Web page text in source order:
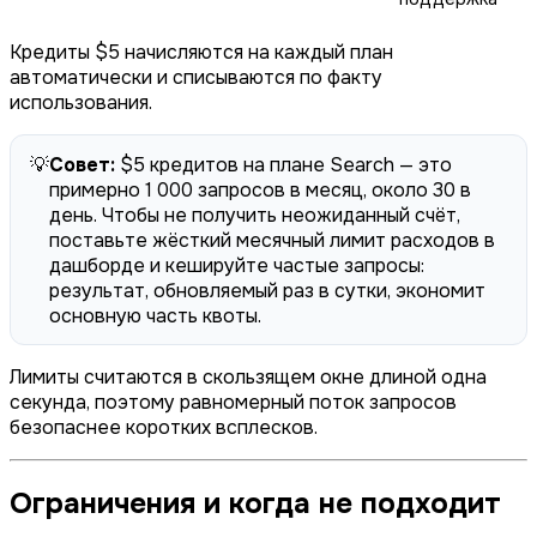
Кредиты $5 начисляются на каждый план
автоматически и списываются по факту
использования.
💡Совет: $5 кредитов на плане Search — это
примерно 1 000 запросов в месяц, около 30 в
день. Чтобы не получить неожиданный счёт,
поставьте жёсткий месячный лимит расходов в
дашборде и кешируйте частые запросы:
результат, обновляемый раз в сутки, экономит
основную часть квоты.
Лимиты считаются в скользящем окне длиной одна
секунда, поэтому равномерный поток запросов
безопаснее коротких всплесков.
Ограничения и когда не подходит